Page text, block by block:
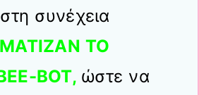
συνέχεια
ΤΟ
BOT, ώστε να